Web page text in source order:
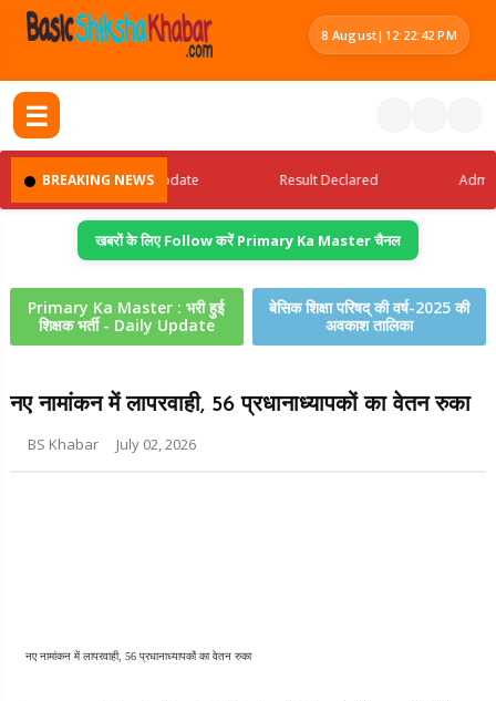
8 August| 12:22:43 PM
☰
BREAKING NEWS
Latest Jobs Update Result Declared Admit
खबरों के लिए Follow करें Primary Ka Master चैनल
Primary Ka Master : भरी हुई
शिक्षक भर्ती - Daily Update
बेसिक शिक्षा परिषद् की वर्ष-2025 की
अवकाश तालिका
नए नामांकन में लापरवाही, 56 प्रधानाध्यापकों का वेतन रुका
BS Khabar July 02, 2026
नए नामांकन में लापरवाही, 56 प्रधानाध्यापकों का वेतन रुका